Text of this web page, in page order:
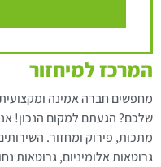
המרכז למיחזור
מחפשים חברה אמינה
שלכם? הגעתם למקום הנכון!
מתכות, פירוק ומחזור.
גרוטאות אלומיניום, גרוטאות